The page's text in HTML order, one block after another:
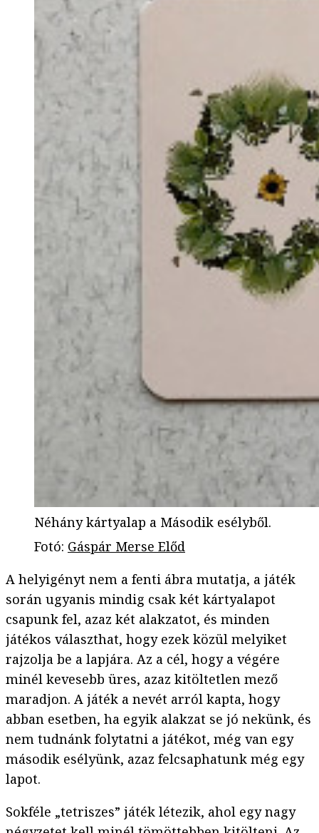
Néhány kártyalap a Második esélyből.
Fotó: Gáspár Merse Előd
A helyigényt nem a fenti ábra mutatja, a játék
során ugyanis mindig csak két kártyalapot
csapunk fel, azaz két alakzatot, és minden
játékos választhat, hogy ezek közül melyiket
rajzolja be a lapjára. Az a cél, hogy a végére
minél kevesebb üres, azaz kitöltetlen mező
maradjon. A játék a nevét arról kapta, hogy
abban esetben, ha egyik alakzat se jó nekünk, és
nem tudnánk folytatni a játékot, még van egy
második esélyünk, azaz felcsaphatunk még egy
lapot.
Sokféle „tetriszes” játék létezik, ahol egy nagy